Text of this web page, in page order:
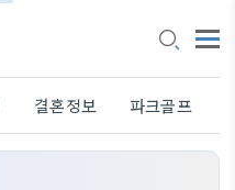
결혼정보 파크골프